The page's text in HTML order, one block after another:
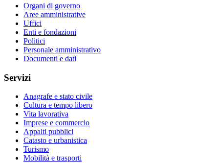
Organi di governo
Aree amministrative
Uffici
Enti e fondazioni
Politici
Personale amministrativo
Documenti e dati
Servizi
Anagrafe e stato civile
Cultura e tempo libero
Vita lavorativa
Imprese e commercio
Appalti pubblici
Catasto e urbanistica
Turismo
Mobilità e trasporti